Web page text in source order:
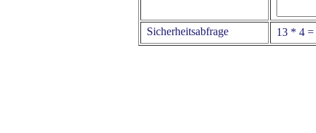
Sicherheitsabfrage 13 * 4 =